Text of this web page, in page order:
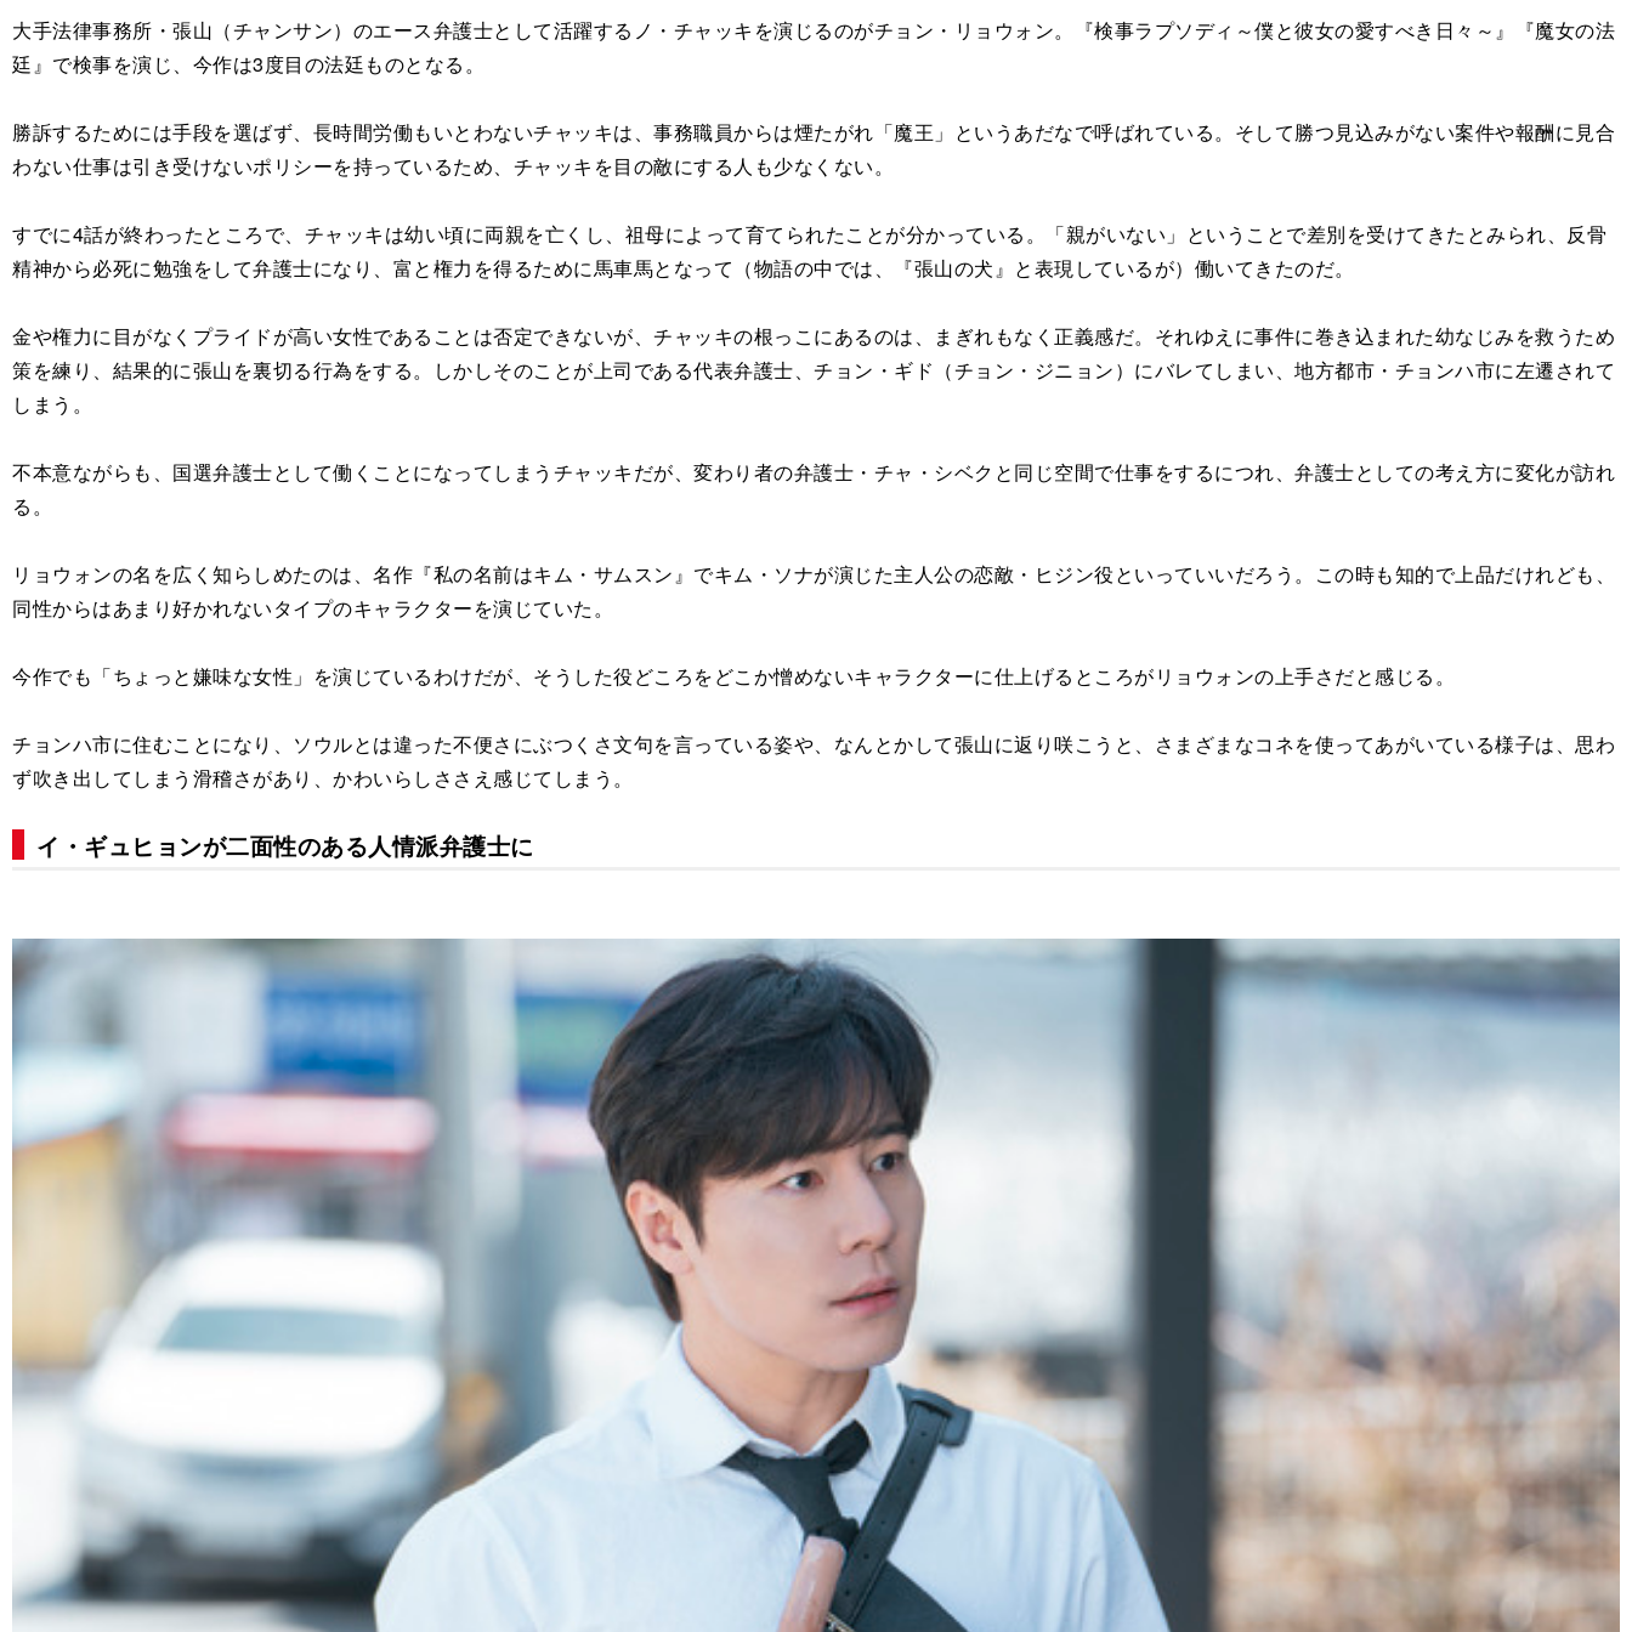
大手法律事務所・張山（チャンサン）のエース弁護士として活躍するノ・チャッキを演じるのがチョン・リョウォン。『検事ラプソディ～僕と彼女の愛すべき日々～』『魔女の法
廷』で検事を演じ、今作は3度目の法廷ものとなる。
勝訴するためには手段を選ばず、長時間労働もいとわないチャッキは、事務職員からは煙たがれ「魔王」というあだなで呼ばれている。そして勝つ見込みがない案件や報酬に見合
わない仕事は引き受けないポリシーを持っているため、チャッキを目の敵にする人も少なくない。
すでに4話が終わったところで、チャッキは幼い頃に両親を亡くし、祖母によって育てられたことが分かっている。「親がいない」ということで差別を受けてきたとみられ、反骨
精神から必死に勉強をして弁護士になり、富と権力を得るために馬車馬となって（物語の中では、『張山の犬』と表現しているが）働いてきたのだ。
金や権力に目がなくプライドが高い女性であることは否定できないが、チャッキの根っこにあるのは、まぎれもなく正義感だ。それゆえに事件に巻き込まれた幼なじみを救うため
策を練り、結果的に張山を裏切る行為をする。しかしそのことが上司である代表弁護士、チョン・ギド（チョン・ジニョン）にバレてしまい、地方都市・チョンハ市に左遷されて
しまう。
不本意ながらも、国選弁護士として働くことになってしまうチャッキだが、変わり者の弁護士・チャ・シベクと同じ空間で仕事をするにつれ、弁護士としての考え方に変化が訪れ
る。
リョウォンの名を広く知らしめたのは、名作『私の名前はキム・サムスン』でキム・ソナが演じた主人公の恋敵・ヒジン役といっていいだろう。この時も知的で上品だけれども、
同性からはあまり好かれないタイプのキャラクターを演じていた。
今作でも「ちょっと嫌味な女性」を演じているわけだが、そうした役どころをどこか憎めないキャラクターに仕上げるところがリョウォンの上手さだと感じる。
チョンハ市に住むことになり、ソウルとは違った不便さにぶつくさ文句を言っている姿や、なんとかして張山に返り咲こうと、さまざまなコネを使ってあがいている様子は、思わ
ず吹き出してしまう滑稽さがあり、かわいらしささえ感じてしまう。
イ・ギュヒョンが二面性のある人情派弁護士に